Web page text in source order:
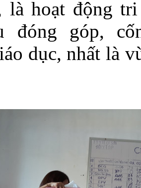
là hoạt động
đóng góp,
dục, nhất là